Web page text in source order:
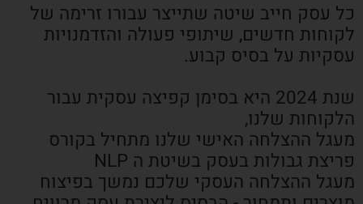
כל עסק חייב שיטה שתייצר עבורו זרימה של
לקוחות חדשים, שיתופי פעולה והזדמנויות
עסקיות על בסיס קבוע.
שנת 2024 היא בסימן קפיצה עסקית עבור
הלקוחות שלנו,
מעגל ההצלחה האישי שלנו מתחיל בקורס
פריצת גבולות בעסק בשיטת ה NLP
מעגל ההצלחה העסקי שלכם נמשך בפיצוח